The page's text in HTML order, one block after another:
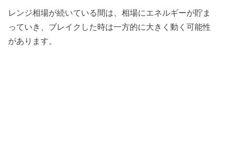
レンジ相場が続いている間は、相場にエネルギーが貯ま
っていき、ブレイクした時は一方的に大きく動く可能性
があります。